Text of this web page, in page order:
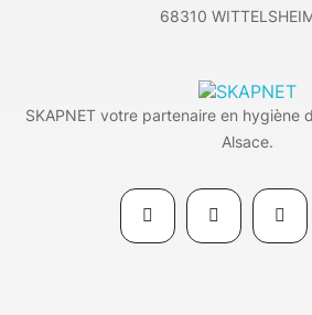
68310
SKAPNET votre partenaire en hygiène
Alsace.